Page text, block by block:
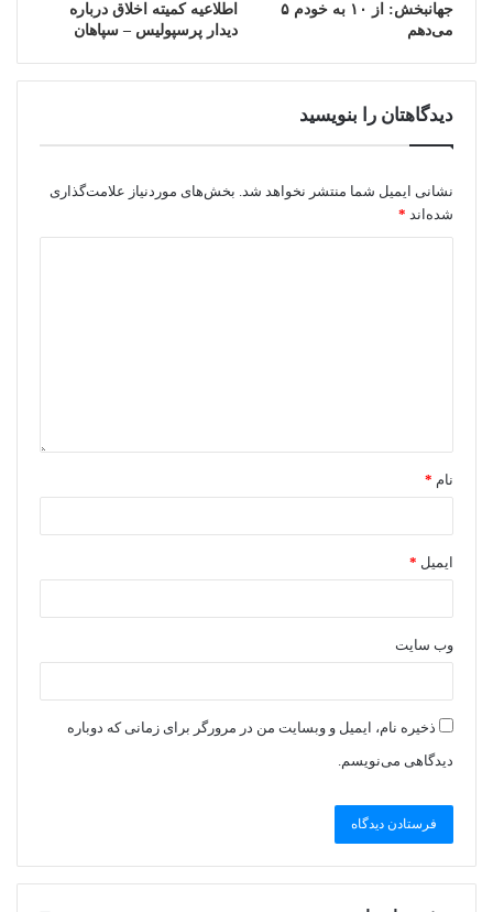
جهانبخش: از ۱۰ به خودم ۵
می‌دهم
اطلاعیه کمیته اخلاق درباره
دیدار پرسپولیس – سپاهان
دیدگاهتان را بنویسید
نشانی ایمیل شما منتشر نخواهد شد. بخش‌های موردنیاز علامت‌گذاری
شده‌اند *
نام *
ایمیل *
وب‌ سایت
ذخیره نام، ایمیل و وبسایت من در مرورگر برای زمانی که دوباره
دیدگاهی می‌نویسم.